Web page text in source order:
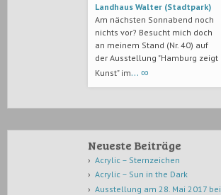
Landhaus Walter (Stadtpark)
Am nächsten Sonnabend noch
nichts vor? Besucht mich doch
an meinem Stand (Nr. 40) auf
der Ausstellung "Hamburg zeigt
Kunst" im… ∞
Neueste Beiträge
Acrylic – Sternzeichen
Acrylic – Sun in the Dark
Ausstellung am 28. Mai 2017 bei